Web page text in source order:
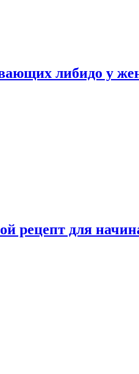
либидо у
рецепт для